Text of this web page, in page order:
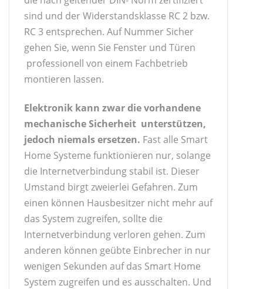
sind und der Widerstandsklasse RC 2 bzw.
RC 3 entsprechen. Auf Nummer Sicher
gehen Sie, wenn Sie Fenster und Türen
professionell von einem Fachbetrieb
montieren lassen.
Elektronik kann zwar die vorhandene
mechanische Sicherheit unterstützen,
jedoch niemals ersetzen. Fast alle Smart
Home Systeme funktionieren nur, solange
die Internetverbindung stabil ist. Dieser
Umstand birgt zweierlei Gefahren. Zum
einen können Hausbesitzer nicht mehr auf
das System zugreifen, sollte die
Internetverbindung verloren gehen. Zum
anderen können geübte Einbrecher in nur
wenigen Sekunden auf das Smart Home
System zugreifen und es ausschalten. Und